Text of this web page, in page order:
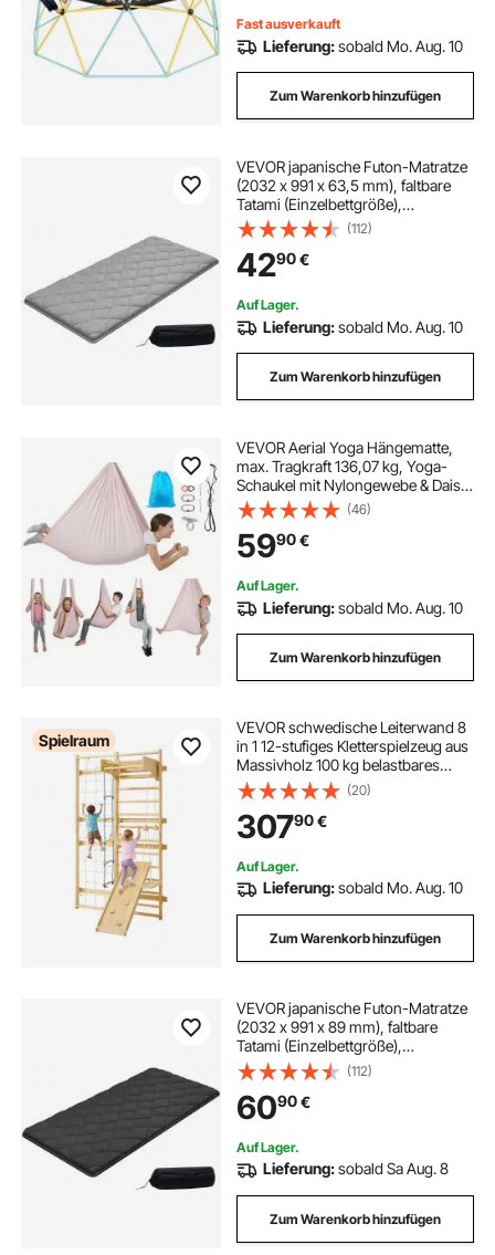
Fast ausverkauft
Lieferung:sobald Mo. Aug. 10
Zum Warenkorb hinzufügen
VEVOR japanische Futon-Matratze
(2032 x 991 x 63,5 mm), faltbare
Tatami (Einzelbettgröße),
Bodenmatratze mit
Aufbewahrungstasche &
Befestigungsmaterial, 9-lagige
Schlafmatte für Meditation Yoga,
Grau
(112)
4290€
Auf Lager.
Lieferung:sobald Mo. Aug. 10
Zum Warenkorb hinzufügen
VEVOR Aerial Yoga Hängematte,
max. Tragkraft 136,07 kg, Yoga-
Schaukel mit Nylongewebe & Daisy
Rope & PE-Reißverschlusstasche,
Gymnastikschaukeln
Doppelfunktion Anti-Gravity-
Übungen Rosa
(46)
5990€
Auf Lager.
Lieferung:sobald Mo. Aug. 10
Zum Warenkorb hinzufügen
Spielraum
VEVOR schwedische Leiterwand 8
in 1 12-stufiges Kletterspielzeug aus
Massivholz 100 kg belastbares
Indoor-Klettergerüst mit Kletterbrett
Turnringen Klimmzugstange
Wandleiter Rutsche Schaukel
(20)
30790€
Auf Lager.
Lieferung:sobald Mo. Aug. 10
Zum Warenkorb hinzufügen
VEVOR japanische Futon-Matratze
(2032 x 991 x 89 mm), faltbare
Tatami (Einzelbettgröße),
Bodenmatratze mit
Aufbewahrungstasche &
Befestigungsmaterial, 9-lagige
Schlafmatte für Meditation Yoga,
Schwarz
(112)
6090€
Auf Lager.
Lieferung:sobald Sa Aug. 8
Zum Warenkorb hinzufügen